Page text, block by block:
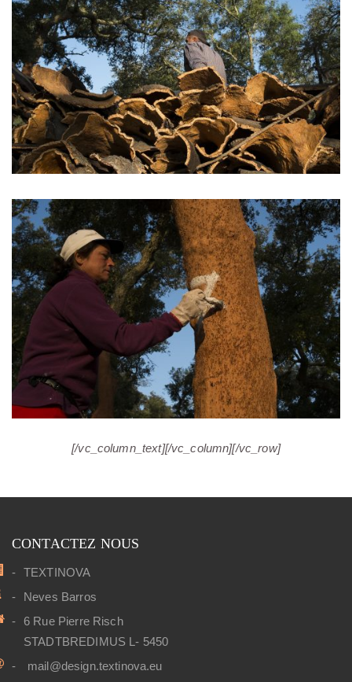
[/vc_column_text][/vc_column][/vc_row]
CONTACTEZ NOUS
TEXTINOVA
Neves Barros
6 Rue Pierre Risch
STADTBREDIMUS L- 5450
mail@design.textinova.eu